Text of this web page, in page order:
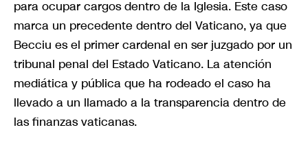
para ocupar cargos dentro de la Iglesia. Este caso
marca un precedente dentro del Vaticano, ya que
Becciu es el primer cardenal en ser juzgado por un
tribunal penal del Estado Vaticano. La atención
mediática y pública que ha rodeado el caso ha
llevado a un llamado a la transparencia dentro de
las finanzas vaticanas.